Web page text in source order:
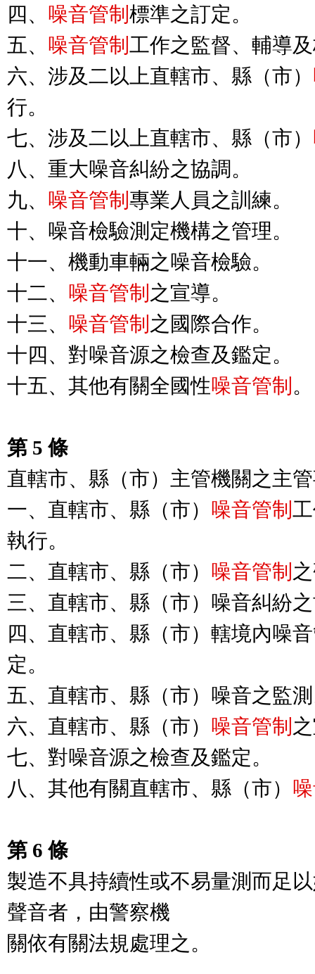
四、 噪音管制 標準之訂定。
五、 噪音管制 工作之監督、輔導
六、涉及二以上直轄市、縣（市）
行。
七、涉及二以上直轄市、縣（市）
八、重大噪音糾紛之協調。
九、 噪音管制 專業人員之訓練。
十、噪音檢驗測定機構之管理。
十一、機動車輛之噪音檢驗。
十二、 噪音管制 之宣導。
十三、 噪音管制 之國際合作。
十四、對噪音源之檢查及鑑定。
十五、其他有關全國性噪音管制 。
第 5 條
直轄市、縣（市）主管機關之主
一、直轄市、縣（市） 噪音管制
執行。
二、直轄市、縣（市） 噪音管制
三、直轄市、縣（市）噪音糾紛
四、直轄市、縣（市）轄境內噪
定。
五、直轄市、縣（市）噪音之監
六、直轄市、縣（市） 噪音管制
七、對噪音源之檢查及鑑定。
八、其他有關直轄市、縣（市）
第 6 條
製造不具持續性或不易量測而足
聲音者，由警察機
關依有關法規處理之。